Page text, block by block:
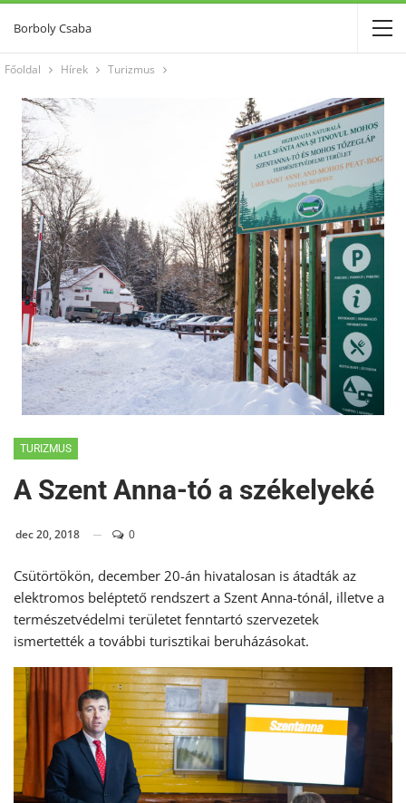
Borboly Csaba
Főoldal Hírek Turizmus
TURIZMUS
A Szent Anna-tó a székelyeké
dec 20, 2018 0
Csütörtökön, december 20-án hivatalosan is átadták az
elektromos beléptető rendszert a Szent Anna-tónál, illetve a
természetvédelmi területet fenntartó szervezetek
ismertették a további turisztikai beruházásokat.